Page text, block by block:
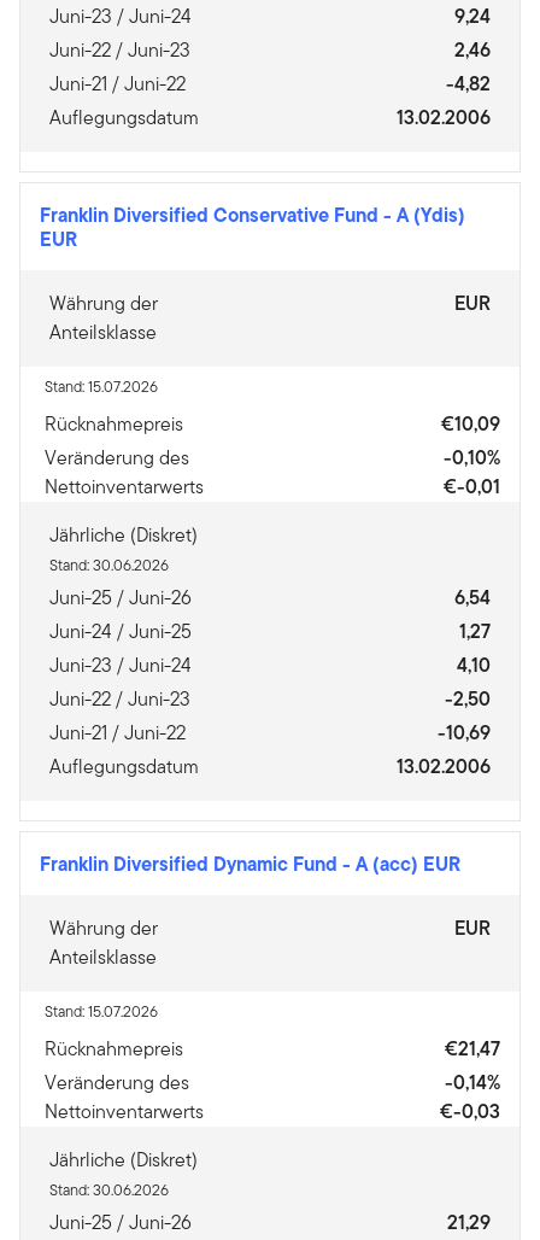
Juni-23 / Juni-24
9,24
Juni-22 / Juni-23
2,46
Juni-21 / Juni-22
-4,82
Auflegungsdatum
13.02.2006
Franklin Diversified Conservative Fund - A (Ydis)
EUR
Währung der
Anteilsklasse
EUR
Stand: 15.07.2026
Rücknahmepreis
€10,09
Veränderung des
Nettoinventarwerts
-0,10%
€-0,01
Jährliche (Diskret)
Stand: 30.06.2026
Juni-25 / Juni-26
6,54
Juni-24 / Juni-25
1,27
Juni-23 / Juni-24
4,10
Juni-22 / Juni-23
-2,50
Juni-21 / Juni-22
-10,69
Auflegungsdatum
13.02.2006
Franklin Diversified Dynamic Fund - A (acc) EUR
Währung der
Anteilsklasse
EUR
Stand: 15.07.2026
Rücknahmepreis
€21,47
Veränderung des
Nettoinventarwerts
-0,14%
€-0,03
Jährliche (Diskret)
Stand: 30.06.2026
Juni-25 / Juni-26
21,29